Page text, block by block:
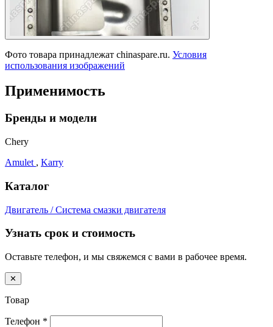
Фото товара принадлежат chinaspare.ru. Условия
использования изображений
Применимость
Бренды и модели
Chery
Amulet , Karry
Каталог
Двигатель / Система смазки двигателя
Узнать срок и стоимость
Оставьте телефон, и мы свяжемся с вами в рабочее время.
✕
Товар
Телефон *